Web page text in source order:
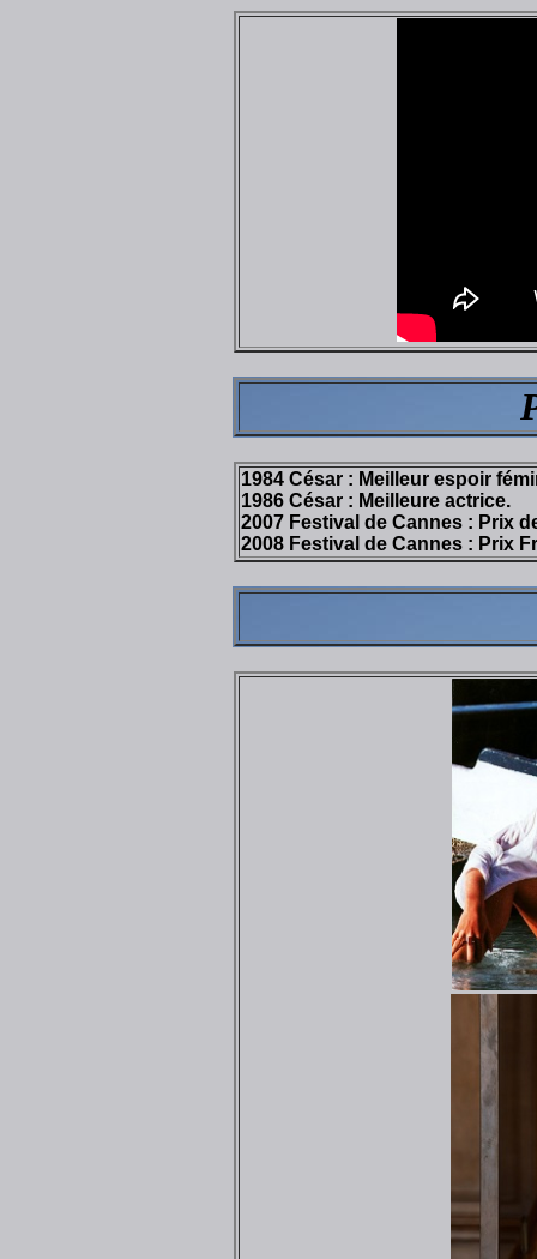
1984 César : Meilleur espoir
1986 César : Meilleure actrice.
2007 Festival de Cannes : Prix
2008 Festival de Cannes : Prix